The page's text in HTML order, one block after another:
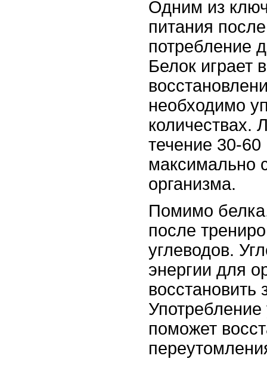
Одним из
питания
потребление
Белок играет
необходимо
количествах.
течение 30-
максимально
организма.
Помимо
после
углеводов.
энергии для
Употребление
поможет